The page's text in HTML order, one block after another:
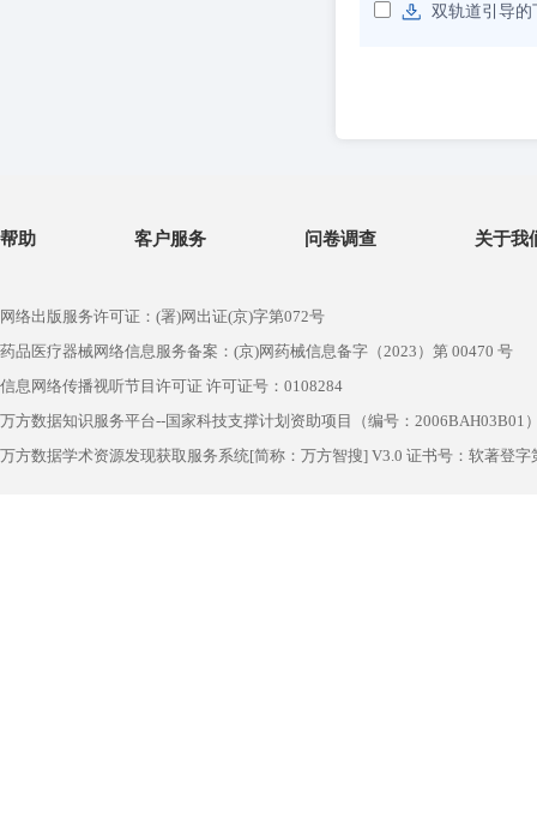
双轨道引导
帮助 客户服务 问卷调查 关于我
网络出版服务许可证：(署)网出证(京)字第072号
药品医疗器械网络信息服务备案：(京)网药械信息备字（2023）第 00470 号
信息网络传播视听节目许可证 许可证号：0108284
万方数据知识服务平台--国家科技支撑计划资助项目（编号：2006BAH03B01
万方数据学术资源发现获取服务系统[简称：万方智搜] V3.0 证书号：软著登字